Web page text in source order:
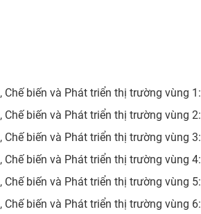
biến và Phát triển thị trường vùng 1:
biến và Phát triển thị trường vùng 2:
biến và Phát triển thị trường vùng 3:
biến và Phát triển thị trường vùng 4:
biến và Phát triển thị trường vùng 5:
biến và Phát triển thị trường vùng 6: